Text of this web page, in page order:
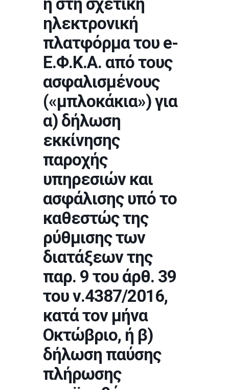
ηλεκτρονική
πλατφόρμα του e-
Ε.Φ.Κ.Α. από τους
ασφαλισμένους
(«μπλοκάκια») για
α) δήλωση
εκκίνησης
παροχής
υπηρεσιών και
ασφάλισης υπό το
καθεστώς της
ρύθμισης των
διατάξεων της
παρ. 9 του άρθ. 39
του ν.4387/2016,
κατά τον μήνα
Οκτώβριο, ή β)
δήλωση παύσης
πλήρωσης